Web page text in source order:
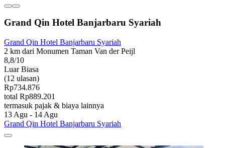
Grand Qin Hotel Banjarbaru Syariah
Grand Qin Hotel Banjarbaru Syariah
2 km dari Monumen Taman Van der Peijl
8,8/10
Luar Biasa
(12 ulasan)
Rp734.876
total Rp889.201
termasuk pajak & biaya lainnya
13 Agu - 14 Agu
Grand Qin Hotel Banjarbaru Syariah